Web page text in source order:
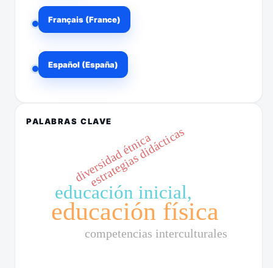
Français (France)
Español (España)
PALABRAS CLAVE
educación física
educación inicial,
estrategias didácticas
competencias interculturales
diversidad étnica